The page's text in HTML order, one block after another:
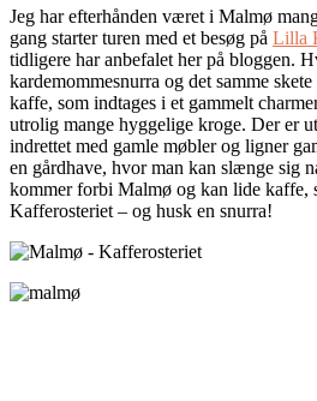
Jeg har efterhånden været i Malmø
gang starter turen med et besøg på Lilla
tidligere har anbefalet her på bloggen.
kardemommesnurra og det samme
kaffe, som indtages i et gammelt
utrolig mange hyggelige kroge. Der er
indrettet med gamle møbler og ligner
en gårdhave, hvor man kan slænge sig
kommer forbi Malmø og kan lide kaffe,
Kafferosteriet – og husk en snurra!